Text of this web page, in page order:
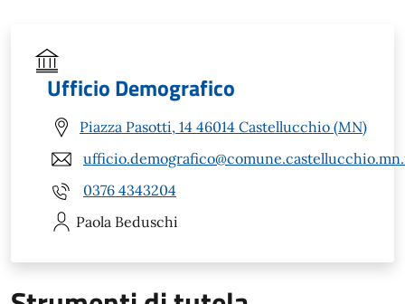
Ufficio Demografico
Piazza Pasotti, 14 46014 Castellucchio (MN)
0376 4343204
Paola Beduschi